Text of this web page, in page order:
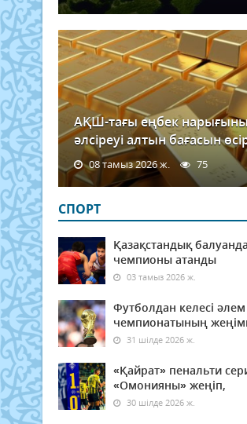
АҚШ-тағы еңбек
әлсіреуі алтын бағасын
08 тамыз 2026 ж. 75
СПОРТ
Қазақстандық
чемпионы атанды
03 тамыз 2026 ж.
Футболдан келесі әлем
чемпионатының
31 шілде 2026 ж.
«Қайрат» пенальти
«Омонияны» жеңіп,
30 шілде 2026 ж.